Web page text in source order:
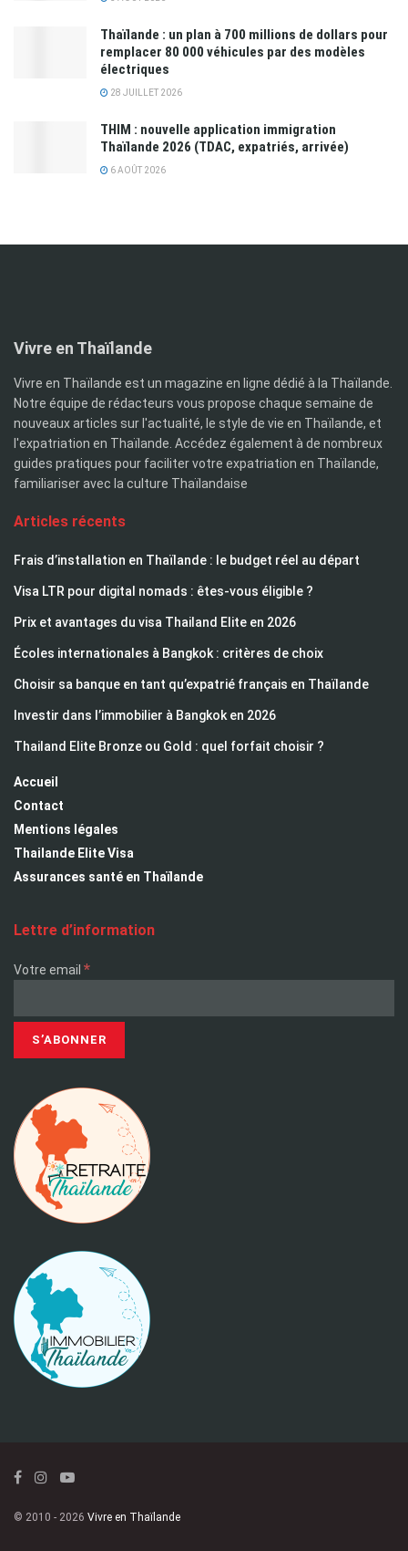
Thaïlande : un plan à 700 millions de dollars pour
remplacer 80 000 véhicules par des modèles
électriques
28 JUILLET 2026
THIM : nouvelle application immigration
Thaïlande 2026 (TDAC, expatriés, arrivée)
6 AOÛT 2026
Vivre en Thaïlande
Vivre en Thaïlande est un magazine en ligne dédié à la Thaïlande.
Notre équipe de rédacteurs vous propose chaque semaine de
nouveaux articles sur l'actualité, le style de vie en Thaïlande, et
l'expatriation en Thaïlande. Accédez également à de nombreux
guides pratiques pour faciliter votre expatriation en Thaïlande,
familiariser avec la culture Thaïlandaise
Articles récents
Frais d’installation en Thaïlande : le budget réel au départ
Visa LTR pour digital nomads : êtes-vous éligible ?
Prix et avantages du visa Thailand Elite en 2026
Écoles internationales à Bangkok : critères de choix
Choisir sa banque en tant qu’expatrié français en Thaïlande
Investir dans l’immobilier à Bangkok en 2026
Thailand Elite Bronze ou Gold : quel forfait choisir ?
Accueil
Contact
Mentions légales
Thailande Elite Visa
Assurances santé en Thaïlande
Lettre d’information
Votre email *
© 2010 - 2026 Vivre en Thaïlande